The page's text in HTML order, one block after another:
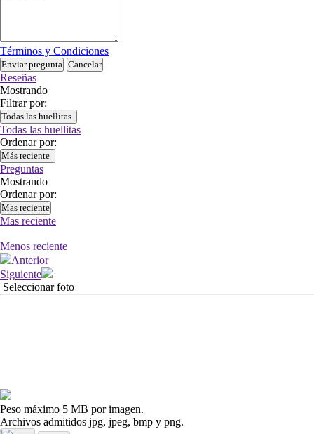
Términos y Condiciones
Enviar pregunta Cancelar
Reseñas
Mostrando
Filtrar por:
Todas las huellitas
Todas las huellitas
Ordenar por:
Más reciente
Preguntas
Mostrando
Ordenar por:
Mas reciente
Mas reciente
Menos reciente
Anterior
Siguiente
Seleccionar foto
Peso máximo 5 MB por imagen.
Archivos admitidos jpg, jpeg, bmp y png.